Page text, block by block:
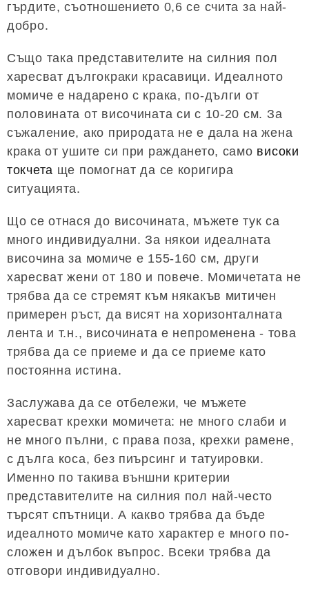
гърдите, съотношението 0,6 се счита за най-
добро.
Също така представителите на силния пол
харесват дългокраки красавици. Идеалното
момиче е надарено с крака, по-дълги от
половината от височината си с 10-20 см. За
съжаление, ако природата не е дала на жена
крака от ушите си при раждането, само високи
токчета ще помогнат да се коригира
ситуацията.
Що се отнася до височината, мъжете тук са
много индивидуални. За някои идеалната
височина за момиче е 155-160 см, други
харесват жени от 180 и повече. Момичетата не
трябва да се стремят към някакъв митичен
примерен ръст, да висят на хоризонталната
лента и т.н., височината е непроменена - това
трябва да се приеме и да се приеме като
постоянна истина.
Заслужава да се отбележи, че мъжете
харесват крехки момичета: не много слаби и
не много пълни, с права поза, крехки рамене,
с дълга коса, без пиърсинг и татуировки.
Именно по такива външни критерии
представителите на силния пол най-често
търсят спътници. А какво трябва да бъде
идеалното момиче като характер е много по-
сложен и дълбок въпрос. Всеки трябва да
отговори индивидуално.